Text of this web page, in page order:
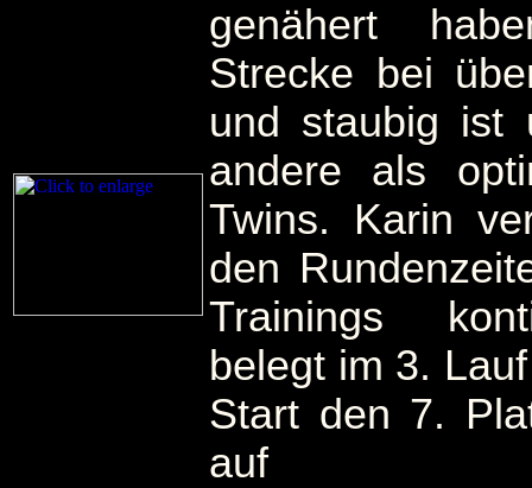
genähert
Strecke bei
und staubig ist
andere als
Twins. Karin
den
Trainings
belegt im 3.
Start den 7.
auf